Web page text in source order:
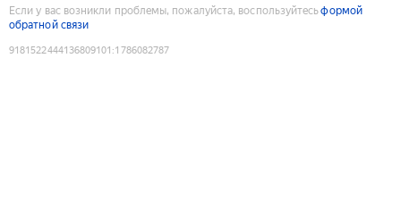
Если у вас возникли проблемы, пожалуйста, воспользуйтесьформой
обратной связи
9181522444136809101 :1786082787